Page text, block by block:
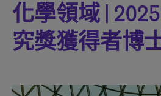
化學領域 |
究獎獲得者博